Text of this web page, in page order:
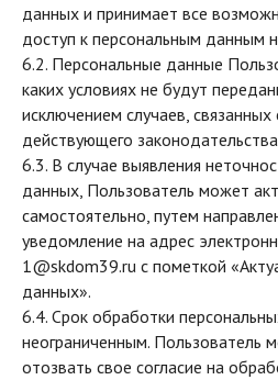
данных и принимает все
доступ к персональным данным
6.2. Персональные данные
каких условиях не будут
исключением случаев, связанных
действующего
6.3. В случае выявления
данных, Пользователь может
самостоятельно, путем
уведомление на адрес
1@skdom39.ru с пометкой
данных».
6.4. Срок обработки
неограниченным. Пользователь
отозвать свое согласие на